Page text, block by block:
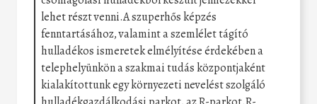
lehet részt venni.A szuperhős képzés
fenntartásához, valamint a szemlélet tágító
hulladékos ismeretek elmélyítése érdekében a
telephelyünkön a szakmai tudás központjaként
kialakítottunk egy környezeti nevelést szolgáló